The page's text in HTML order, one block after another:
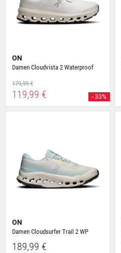
ON
Damen Cloudvista 2 Waterproof
179,99 €
119,99 € - 33%
ON
Damen Cloudsurfer Trail 2 WP
189,99 €